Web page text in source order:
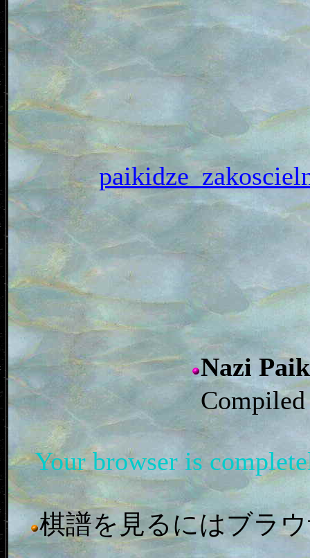
Nazi
Compiled
Your browser is
棋譜を見るにはブラ